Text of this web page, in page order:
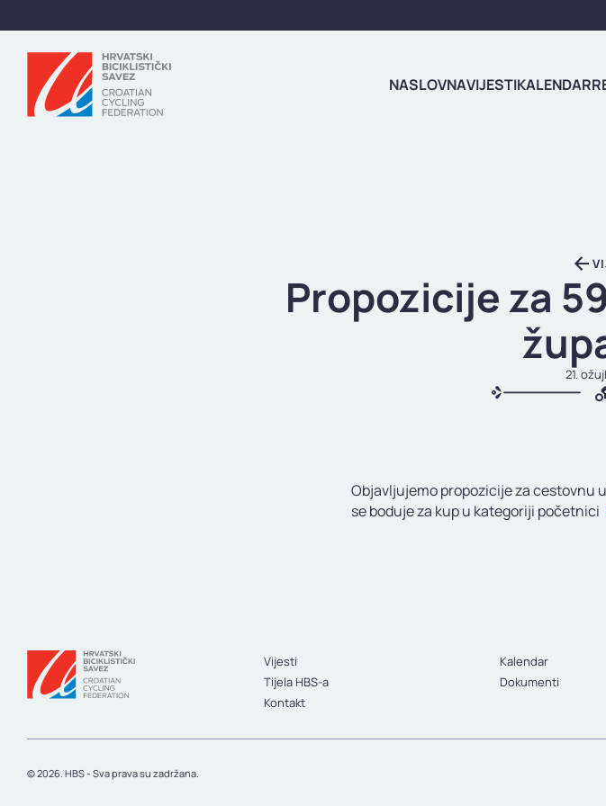
NASLOVNAVIJESTIKALENDAR
Propozicije za
21.
Objavljujemo propozicije za cestovnu
se boduje za kup u kategoriji početnici
Vijesti Kalendar
Tijela HBS-a
Dokumenti
Kontakt
© 2026. HBS - Sva prava su zadržana.